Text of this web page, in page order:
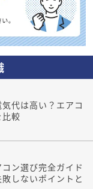
代は高い？エアコ
較
ン選び完全ガイド
しないポイントと